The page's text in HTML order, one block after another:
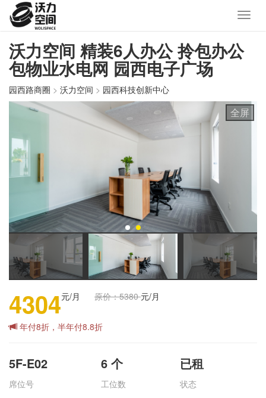
沃力空间 精装6人办公 拎包办公
包物业水电网 园西电子广场
园西路商圈 > 沃力空间 > 园西科技创新中心
全屏
4304元/月 原价：5380元/月
年付8折，半年付8.8折
5F-E02
席位号
6 个
工位数
已租
状态